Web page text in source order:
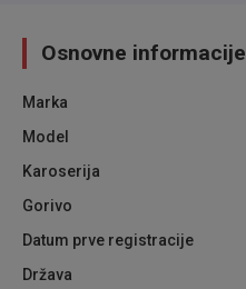
Osnovne informacije
Marka
Model
Karoserija
Gorivo
Datum prve registracije
Država